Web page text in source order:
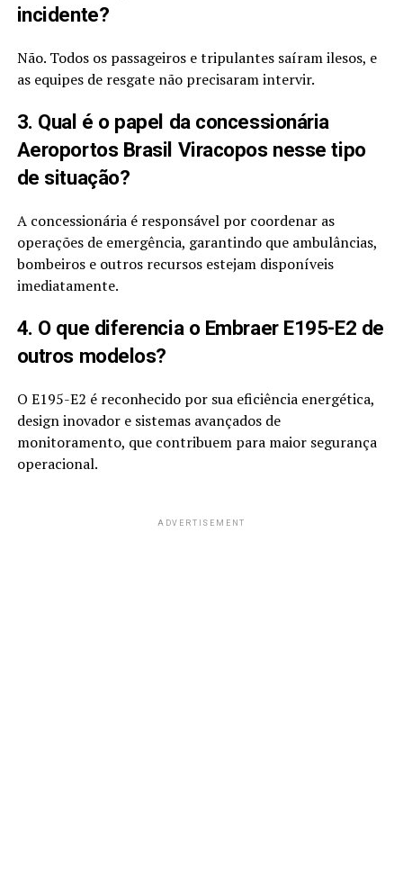
incidente?
Não. Todos os passageiros e tripulantes saíram ilesos, e
as equipes de resgate não precisaram intervir.
3. Qual é o papel da concessionária
Aeroportos Brasil Viracopos nesse tipo
de situação?
A concessionária é responsável por coordenar as
operações de emergência, garantindo que ambulâncias,
bombeiros e outros recursos estejam disponíveis
imediatamente.
4. O que diferencia o Embraer E195-E2 de
outros modelos?
O E195-E2 é reconhecido por sua eficiência energética,
design inovador e sistemas avançados de
monitoramento, que contribuem para maior segurança
operacional.
ADVERTISEMENT